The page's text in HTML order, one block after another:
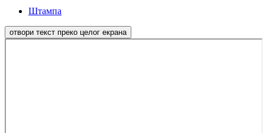
Штампа
отвори текст преко целог екрана